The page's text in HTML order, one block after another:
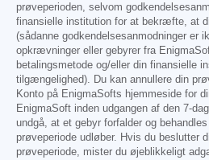
prøveperioden, selvom
finansielle institution for at bekræfte, at
(sådanne godkendelsesanmodninger er
opkrævninger eller gebyrer fra
betalingsmetode og/eller din finansielle
tilgængelighed). Du kan annullere din
Konto på EnigmaSofts hjemmeside for
EnigmaSoft inden udgangen af den 7-
undgå, at et gebyr forfalder og
prøveperiode udløber. Hvis du beslutter
prøveperiode, mister du øjeblikkeligt